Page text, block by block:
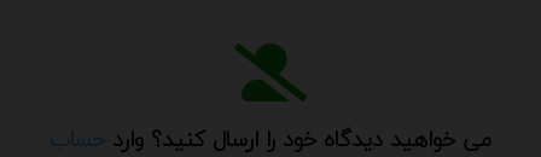
می خواهید دیدگاه خود را ارسال کنید؟ وارد حساب